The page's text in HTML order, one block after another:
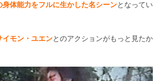
身体能力をフルに生かした名シーンとなってい
イモン・ユエンとのアクションがもっと見たか